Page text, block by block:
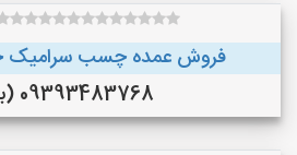
فروش عمده چسب سرامیک
09393483768 (بوشهر)